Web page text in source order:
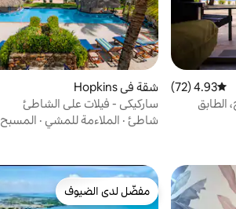
متوسط التقييم 4.93 من 5، 72 مراجعات
4.93 (72)
الطابق
شقة في Hopkins
ساركيكي - فيلات على الشاطئ
شاطئ · الملاءمة للمشي · المسبح
مفضّل لدى الضيوف
مفضّل لدى الضيوف